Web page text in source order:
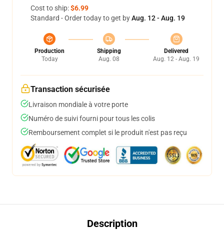
Cost to ship:$6.99
Standard - Order today to get byAug. 12 - Aug. 19
Production
Today
Shipping
Aug. 08
Delivered
Aug. 12 - Aug. 19
Transaction sécurisée
Livraison mondiale à votre porte
Numéro de suivi fourni pour tous les colis
Remboursement complet si le produit n'est pas reçu
Description